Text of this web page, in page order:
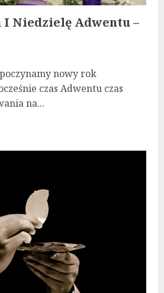
I Niedzielę Adwentu –
nowy rok
czas Adwentu czas
na...